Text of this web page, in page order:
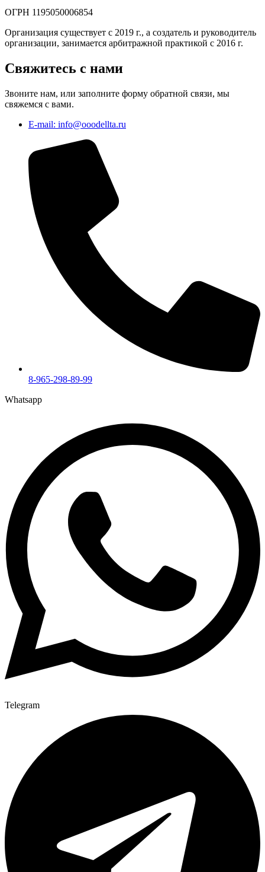
ОГРН 1195050006854
Организация существует с 2019 г., а создатель и руководитель
организации, занимается арбитражной практикой с 2016 г.
Свяжитесь с нами
Звоните нам, или заполните форму обратной связи, мы
свяжемся с вами.
E-mail: info@ooodellta.ru
8-965-298-89-99
Whatsapp
Telegram